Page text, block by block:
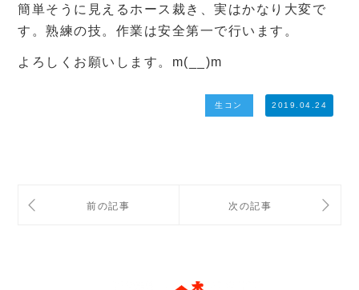
簡単そうに見えるホース裁き、実はかなり大変で
す。熟練の技。作業は安全第一で行います。
よろしくお願いします。m(__)m
生コン 2019.04.24